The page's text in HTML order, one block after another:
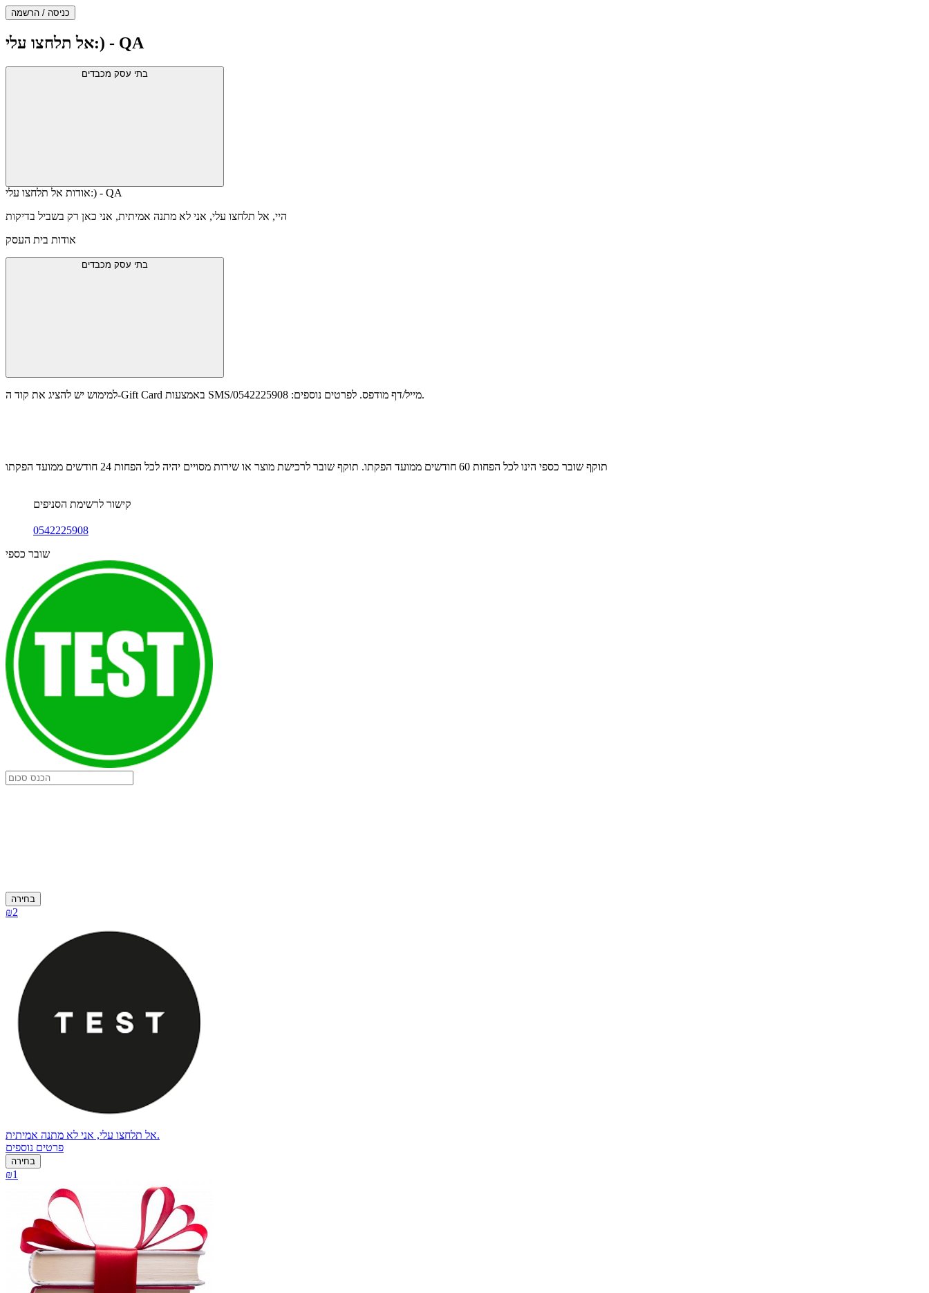
תפריט
עליון
דלג
מעל
תפריט
עליון
כניסה / הרשמה
אזור
תפריט
אל תלחצו עלי:) - QA
בתי עסק מכבדים
אודות אל תלחצו עלי:) - QA
אודות בית העסק
בתי עסק מכבדים
למימוש יש להציג את קוד ה-Gift Card באמצעות SMS/מייל/דף מודפס. לפרטים נוספים: 0542225908.
תוקף שובר כספי הינו לכל הפחות 60 חודשים ממועד הפקתו. תוקף שובר לרכישת מוצר או שירות מסויים יהיה לכל הפחות 24 חודשים ממועד הפקתו
קישור לרשימת הסניפים
0542225908
שובר כספי
בחירה
₪2
אל תלחצו עלי, אני לא מתנה אמיתית.
פרטים נוספים
בחירה
₪1